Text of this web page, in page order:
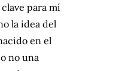
para mí
la idea del
en el
no una